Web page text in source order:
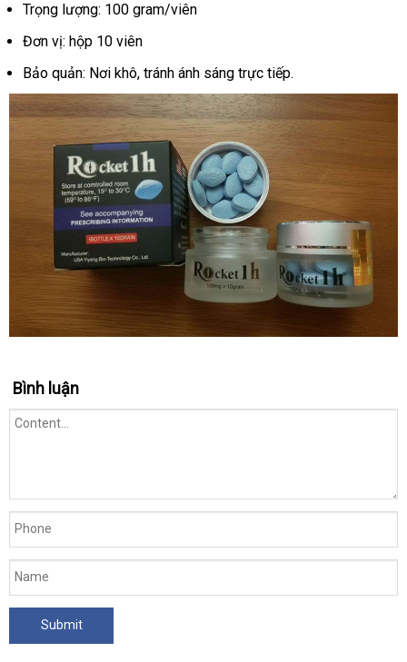
Trọng lượng: 100 gram/viên
Đơn vị: hộp 10 viên
Bảo quản: Nơi khô, tránh ánh sáng trực tiếp.
Bình luận